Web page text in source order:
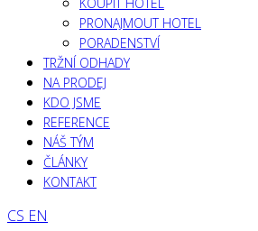
PRONAJMOUT HOTEL
PORADENSTVÍ
TRŽNÍ ODHADY
NA PRODEJ
KDO JSME
REFERENCE
NÁŠ TÝM
ČLÁNKY
KONTAKT
CS EN